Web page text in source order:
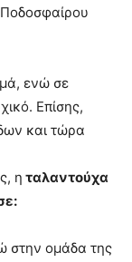
ενώ σε
Επίσης,
και τώρα
η ταλαντούχα
στην ομάδα της